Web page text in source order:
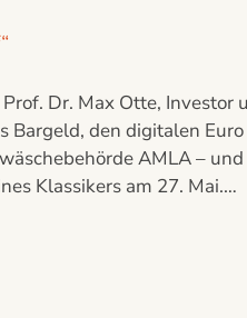
Dr. Max Otte, Investor
Bargeld, den digitalen
AMLA –
Klassikers am 27. Mai.…